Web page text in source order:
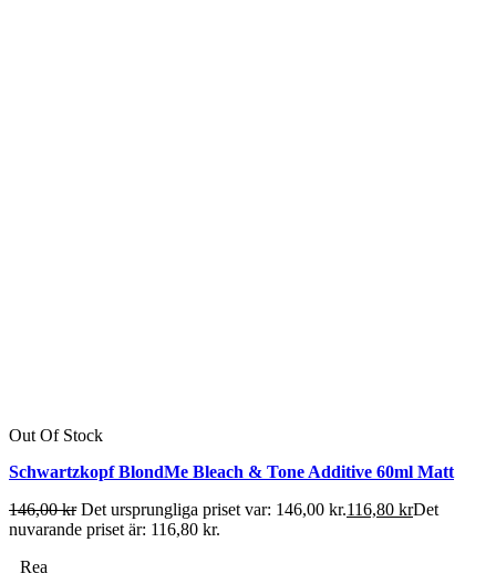
Out Of Stock
Schwartzkopf BlondMe Bleach & Tone Additive 60ml Matt
146,00kr Det ursprungliga priset var: 146,00 kr.116,80 krDet
nuvarande priset är: 116,80 kr.
Rea